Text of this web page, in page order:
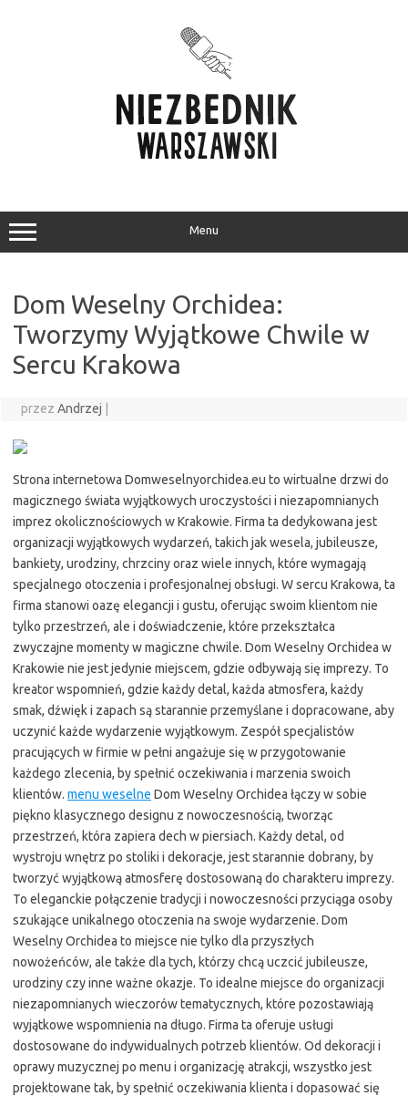
Menu
Dom Weselny Orchidea:
Tworzymy Wyjątkowe Chwile w
Sercu Krakowa
przez Andrzej
Strona internetowa Domweselnyorchidea.eu to wirtualne drzwi do
magicznego świata wyjątkowych uroczystości i niezapomnianych
imprez okolicznościowych w Krakowie. Firma ta dedykowana jest
organizacji wyjątkowych wydarzeń, takich jak wesela, jubileusze,
bankiety, urodziny, chrzciny oraz wiele innych, które wymagają
specjalnego otoczenia i profesjonalnej obsługi. W sercu Krakowa, ta
firma stanowi oazę elegancji i gustu, oferując swoim klientom nie
tylko przestrzeń, ale i doświadczenie, które przekształca
zwyczajne momenty w magiczne chwile. Dom Weselny Orchidea w
Krakowie nie jest jedynie miejscem, gdzie odbywają się imprezy. To
kreator wspomnień, gdzie każdy detal, każda atmosfera, każdy
smak, dźwięk i zapach są starannie przemyślane i dopracowane, aby
uczynić każde wydarzenie wyjątkowym. Zespół specjalistów
pracujących w firmie w pełni angażuje się w przygotowanie
każdego zlecenia, by spełnić oczekiwania i marzenia swoich
klientów. menu weselne Dom Weselny Orchidea łączy w sobie
piękno klasycznego designu z nowoczesnością, tworząc
przestrzeń, która zapiera dech w piersiach. Każdy detal, od
wystroju wnętrz po stoliki i dekoracje, jest starannie dobrany, by
tworzyć wyjątkową atmosferę dostosowaną do charakteru imprezy.
To eleganckie połączenie tradycji i nowoczesności przyciąga osoby
szukające unikalnego otoczenia na swoje wydarzenie. Dom
Weselny Orchidea to miejsce nie tylko dla przyszłych
nowożeńców, ale także dla tych, którzy chcą uczcić jubileusze,
urodziny czy inne ważne okazje. To idealne miejsce do organizacji
niezapomnianych wieczorów tematycznych, które pozostawiają
wyjątkowe wspomnienia na długo. Firma ta oferuje usługi
dostosowane do indywidualnych potrzeb klientów. Od dekoracji i
oprawy muzycznej po menu i organizację atrakcji, wszystko jest
projektowane tak, by spełnić oczekiwania klienta i dopasować się